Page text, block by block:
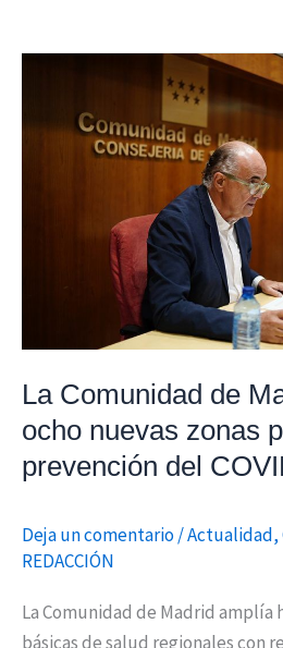
La Comunidad de
ocho nuevas zonas
prevención del
Deja un comentario/Actualidad,
REDACCIÓN
La Comunidad de Madrid amplía
básicas de salud regionales con
de
del
COVID-
19